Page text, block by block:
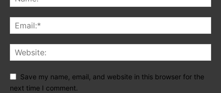
Save my name, email, and website in this browser for the
next time I comment.